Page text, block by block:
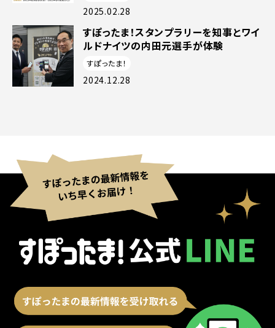
2025.02.28
すぽったま！スタンプラリーを知事とワイ
ルドナイツの内田元選手が体験
すぽったま！
2024.12.28